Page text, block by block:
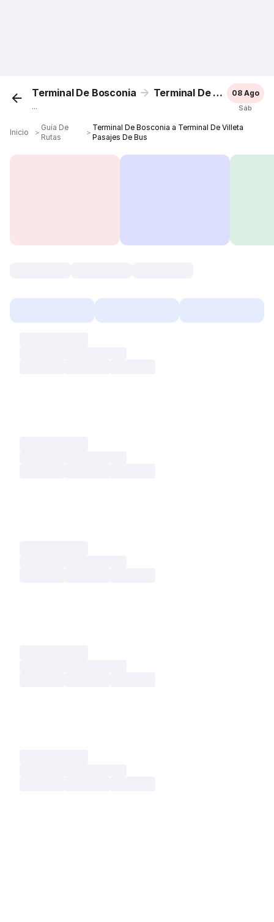
Terminal De Bosconia Terminal De Villeta
...
08 Ago
Sáb
Inicio ＞
Guía De
Rutas
＞
Terminal De Bosconia a Terminal De Villeta
Pasajes De Bus